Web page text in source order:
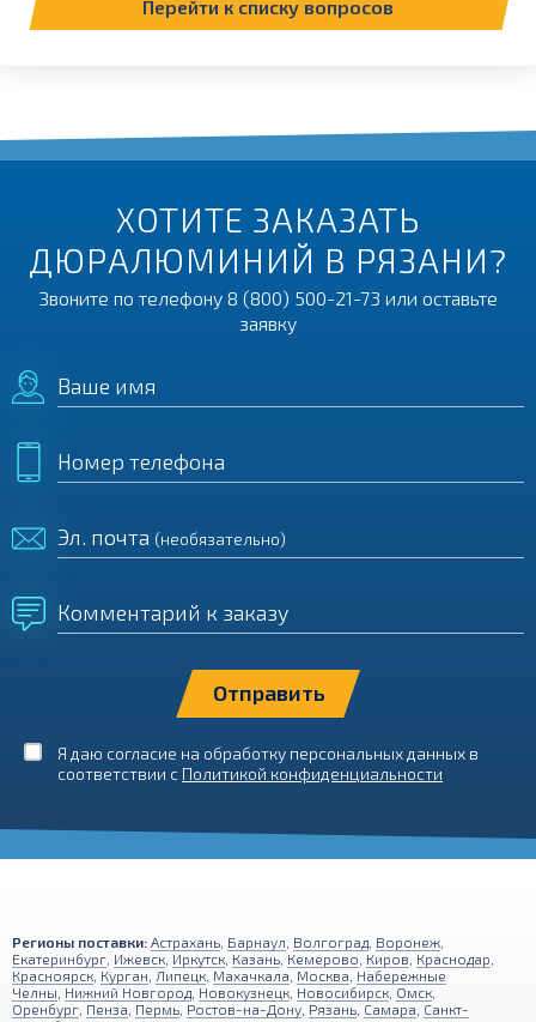
ХОТИТЕ ЗАКАЗАТЬ
ДЮРАЛЮМИНИЙ В РЯЗАНИ?
Звоните по телефону 8 (800) 500-21-73 или оставьте
заявку
Ваше имя
Номер телефона
Эл. почта (необязательно)
Комментарий к заказу
Я даю согласие на обработку персональных данных в
соответствии с Политикой конфиденциальности
Перейти к списку вопросов
Регионы поставки: Астрахань Барнаул Волгоград Воронеж
Екатеринбург Ижевск Иркутск Казань Кемерово Киров Краснодар
Красноярск Курган Липецк Махачкала Москва Набережные
Челны Нижний Новгород Новокузнецк Новосибирск Омск
Оренбург Пенза Пермь Ростов-на-Дону Рязань Самара Санкт-